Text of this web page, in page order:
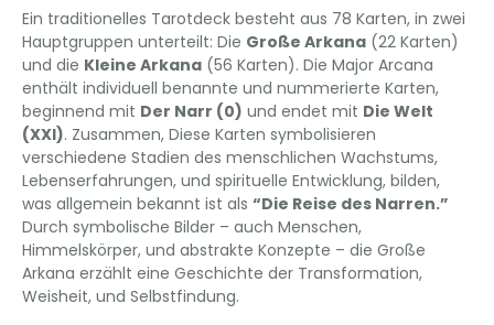
Ein traditionelles Tarotdeck besteht aus 78 Karten, in zwei
Hauptgruppen unterteilt: Die Große Arkana (22 Karten)
und die Kleine Arkana (56 Karten). Die Major Arcana
enthält individuell benannte und nummerierte Karten,
beginnend mit Der Narr (0) und endet mit Die Welt
(XXI). Zusammen, Diese Karten symbolisieren
verschiedene Stadien des menschlichen Wachstums,
Lebenserfahrungen, und spirituelle Entwicklung, bilden,
was allgemein bekannt ist als “Die Reise des Narren.”
Durch symbolische Bilder – auch Menschen,
Himmelskörper, und abstrakte Konzepte – die Große
Arkana erzählt eine Geschichte der Transformation,
Weisheit, und Selbstfindung.